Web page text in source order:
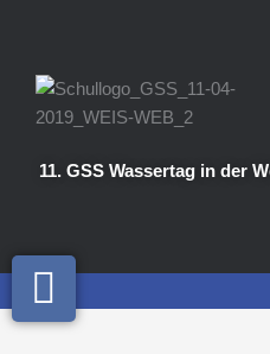
11. GSS Wassertag in der